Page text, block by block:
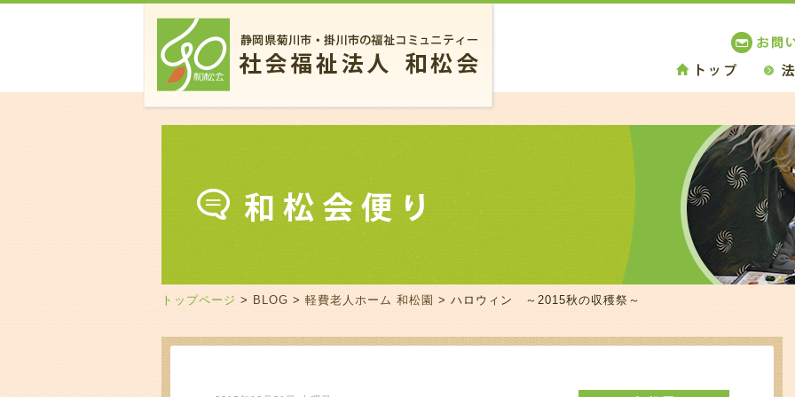
トップページ > BLOG > 軽費老人ホーム 和松園 > ハロウィン ～2015秋の収穫祭～